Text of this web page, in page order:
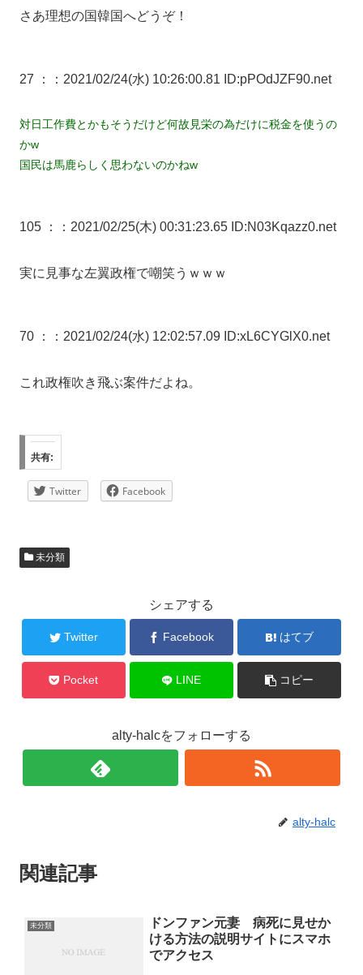
さあ理想の国韓国へどうぞ！
27 ： ：2021/02/24(水) 10:26:00.81 ID:pPOdJZF90.net
対日工作費とかもそうだけど何故見栄の為だけに税金を使うの
かw
国民は馬鹿らしく思わないのかねw
105 ： ：2021/02/25(木) 00:31:23.65 ID:N03Kqazz0.net
実に見事な左翼政権で嘲笑うｗｗｗ
70 ： ：2021/02/24(水) 12:02:57.09 ID:xL6CYGlX0.net
これ政権吹き飛ぶ案件だよね。
共有:
Twitter Facebook
未分類
シェアする
Twitter Facebook はてブ
Pocket LINE コピー
alty-halcをフォローする
alty-halc
関連記事
未分類
ドンファン元妻 病死に見せか
ける方法の説明サイトにスマホ
でアクセス